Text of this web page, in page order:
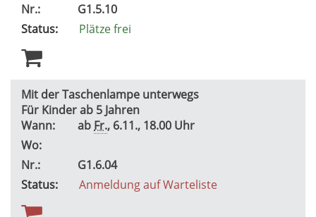
Nr.:
G1.5.10
Status:
Plätze frei
Mit der Taschenlampe unterwegs
Für Kinder ab 5 Jahren
Wann:
ab Fr., 6.11., 18.00 Uhr
Wo:
Nr.:
G1.6.04
Status:
Anmeldung auf Warteliste